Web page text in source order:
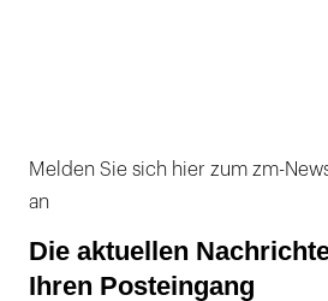
Melden Sie sich hier zum zm-
an
Die aktuellen
Ihren Posteingang